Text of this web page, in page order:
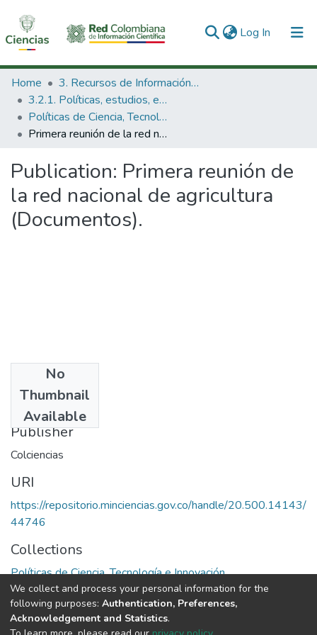
Log In (current)
Communities & Collections
All of DSpace
Statistics
Home
3. Recursos de Información Científica y Tecnológica
3.2.1. Políticas, estudios, evaluaciones e indicadores de CTeI
Políticas de Ciencia, Tecnología e Innovación
Primera reunión de la red nacional de agricultura (Documentos).
Publication: Primera reunión de
la red nacional de agricultura
(Documentos).
No
Thumbnail
Available
1996
Publisher
Colciencias
URI
https://repositorio.minciencias.gov.co/handle/20.500.14143/
44746
Collections
Políticas de Ciencia, Tecnología e Innovación
Full item page
We collect and process your personal information for the
following purposes: Authentication, Preferences,
Acknowledgement and Statistics.